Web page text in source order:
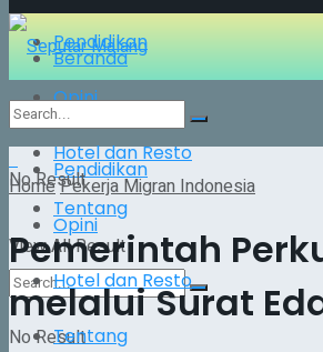
Pendidikan
Opini
Hotel dan Resto
Tentang
No Result
Beranda
Balaikota
Pendidikan
Opini
Hotel dan Resto
Tentang
No Result
View All Result
HomePekerja Migran Indonesia
Pemerintah
melalui Surat